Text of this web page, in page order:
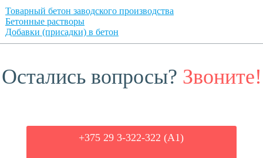
Товарный бетон заводского производства
Бетонные растворы
Добавки (присадки) в бетон
Остались вопросы? Звоните!
+375 29 3-322-322 (А1)